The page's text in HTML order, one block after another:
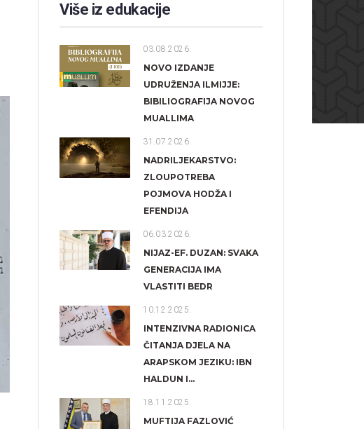
Više iz edukacije
03.08.2026.
NOVO IZDANJE
UDRUŽENJA ILMIJJE:
BIBILIOGRAFIJA NOVOG
MUALLIMA
31.07.2026.
NADRILJEKARSTVO:
ZLOUPOTREBA
POJMOVA HODŽA I
EFENDIJA
06.03.2026.
NIJAZ-EF. DUZAN: SVAKA
GENERACIJA IMA
VLASTITI BEDR
10.12.2025.
INTENZIVNA RADIONICA
ČITANJA DJELA NA
ARAPSKOM JEZIKU: IBN
HALDUN I...
18.11.2025.
MUFTIJA FAZLOVIĆ